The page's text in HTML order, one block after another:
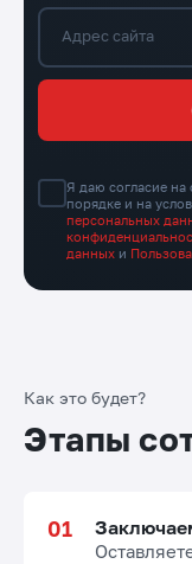
Адрес сайта
Я даю согласие
порядке и на
персональных
данных и
Как это будет?
Этапы